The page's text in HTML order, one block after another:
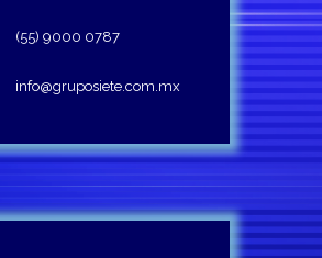
(55) 9000 0787
info@gruposiete.com.mx